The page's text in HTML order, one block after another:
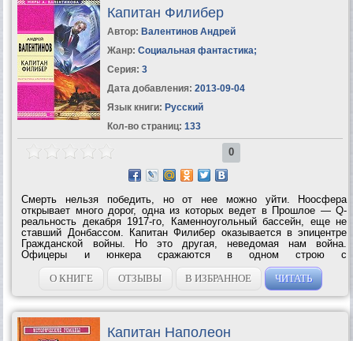
Капитан Филибер
Автор: Валентинов Андрей
Жанр: Социальная фантастика;
Серия: 3
Дата добавления: 2013-09-04
Язык книги: Русский
Кол-во страниц: 133
0
Смерть нельзя победить, но от нее можно уйти. Ноосфера
открывает много дорог, одна из которых ведет в Прошлое — Q-
реальность декабря 1917-го, Каменноугольный бассейн, еще не
ставший Донбассом. Капитан Филибер оказывается в эпицентре
Гражданской войны. Но это другая, неведомая нам война.
Офицеры и юнкера сражаются в одном строю с
красногвардейцами, генерал Дроздовский ведет переговоры с
Первым красным офицером Ворошиловым, Народная...
О КНИГЕ ОТЗЫВЫ В ИЗБРАННОЕ ЧИТАТЬ
Капитан Наполеон